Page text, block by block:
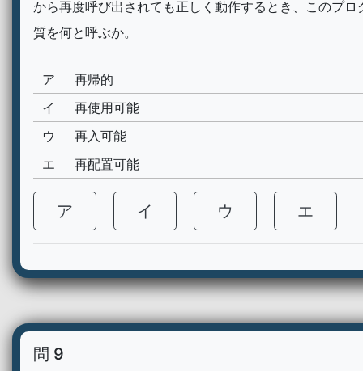
から再度呼び出されても正しく動作するとき、このプロ
質を何と呼ぶか。
ア
再帰的
イ
再使用可能
ウ
再入可能
エ
再配置可能
ア イ ウ エ
問 9